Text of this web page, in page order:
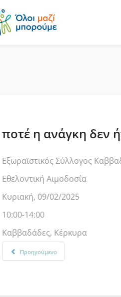
ποτέ η ανάγκη δεν
Εξωραϊστικός Σύλλογος
Εθελοντική Αιμοδοσία
Κυριακή, 09/02/2025
10:00-14:00
Καββαδάδες, Κέρκυρα
Προηγούμενο